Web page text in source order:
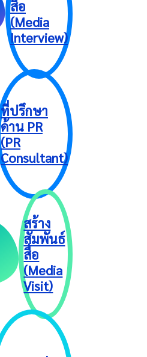
สื่อ
(Media
Interview)
ที่ปรึกษา
ด้าน PR
(PR
Consultant)
สร้าง
สัมพันธ์
สื่อ
(Media
Visit)